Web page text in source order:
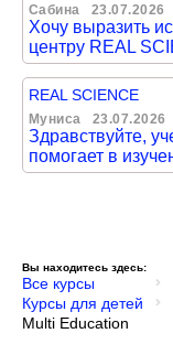
Сабина 23.07.2026
Хочу выразить
центру REAL
REAL SCIENCE
Муниса 23.07.2026
Здравствуйте,
помогает в
Вы находитесь здесь:
Все курсы
Курсы для детей
Multi Education